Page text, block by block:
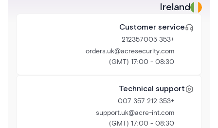
Ireland
Customer service
+353 212357005
orders.uk@acresecurity.com
08:30 - 17:00 (GMT)
Technical support
+353 212 357 007
support.uk@acre-int.com
08:30 - 17:00 (GMT)